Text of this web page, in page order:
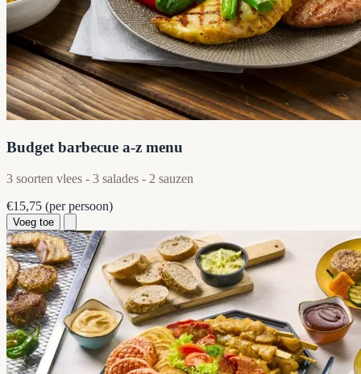
Budget barbecue a-z menu
3 soorten vlees - 3 salades - 2 sauzen
€15,75 (per persoon)
Voeg toe